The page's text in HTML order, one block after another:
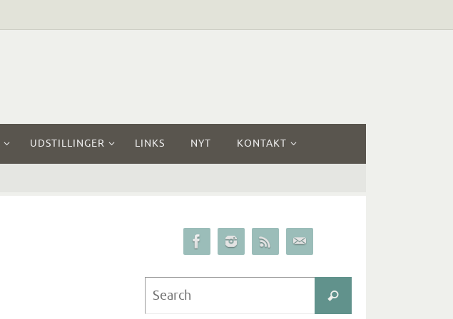
UDSTILLINGER LINKS NYT KONTAKT
Search